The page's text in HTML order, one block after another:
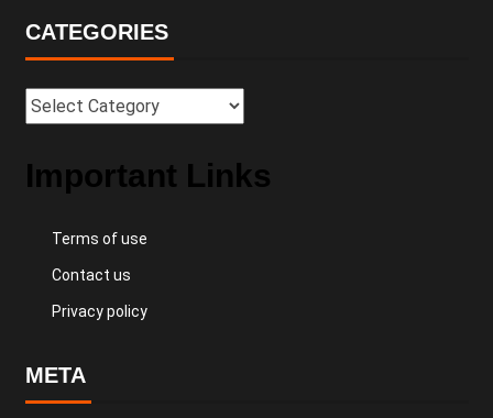
CATEGORIES
Important Links
Terms of use
Contact us
Privacy policy
META